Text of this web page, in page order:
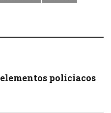
policiacos